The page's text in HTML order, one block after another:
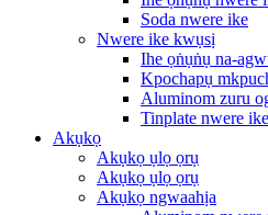
Soda nwere ike
Nwere ike kwụsị
Ihe ọṅụṅụ na-
Kpochapụ
Aluminom zuru
Tinplate nwere
Akụkọ
Akụkọ ụlọ ọrụ
Akụkọ ụlọ ọrụ
Akụkọ ngwaahịa